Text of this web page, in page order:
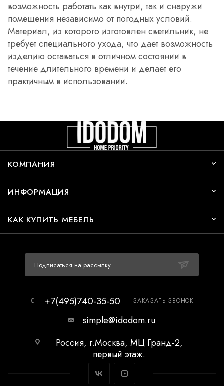
возможность работать как внутри, так и снаружи
помещения независимо от погодных условий.
Материал, из которого изготовлен светильник, не
требует специального ухода, что дает возможность
изделию оставаться в отличном состоянии в
течение длительного времени и делает его
практичным в использовании.
КОМПАНИЯ
ИНФОРМАЦИЯ
КАК КУПИТЬ МЕБЕЛЬ
Подписаться на рассылку
+7(495)740-35-50 ЗАКАЗАТЬ ЗВОНОК
simple@idodom.ru
Россия, г.Москва, МЦ Гранд-2,
первый этаж.